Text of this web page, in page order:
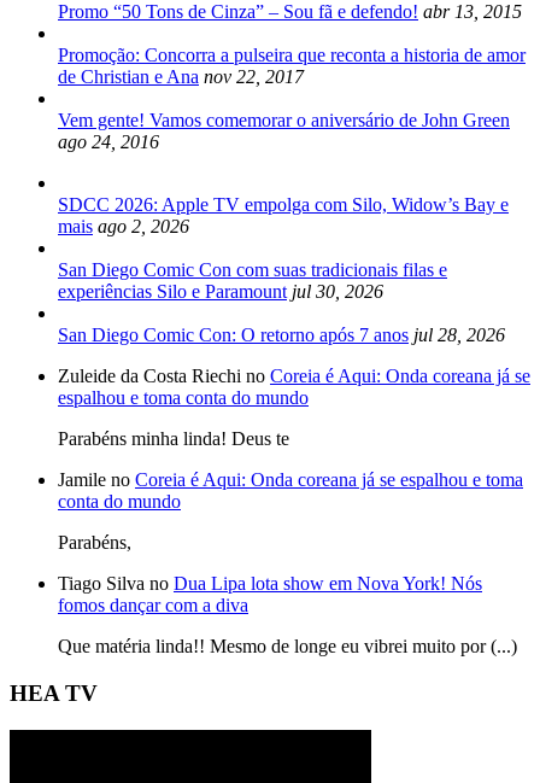
Promo “50 Tons de Cinza” – Sou fã e defendo! abr 13, 2015
Promoção: Concorra a pulseira que reconta a historia de amor
de Christian e Ana nov 22, 2017
Vem gente! Vamos comemorar o aniversário de John Green
ago 24, 2016
SDCC 2026: Apple TV empolga com Silo, Widow’s Bay e
mais ago 2, 2026
San Diego Comic Con com suas tradicionais filas e
experiências Silo e Paramount jul 30, 2026
San Diego Comic Con: O retorno após 7 anos jul 28, 2026
Zuleide da Costa Riechi no Coreia é Aqui: Onda coreana já se
espalhou e toma conta do mundo
Parabéns minha linda! Deus te
Jamile no Coreia é Aqui: Onda coreana já se espalhou e toma
conta do mundo
Parabéns,
Tiago Silva no Dua Lipa lota show em Nova York! Nós
fomos dançar com a diva
Que matéria linda!! Mesmo de longe eu vibrei muito por (...)
HEA TV